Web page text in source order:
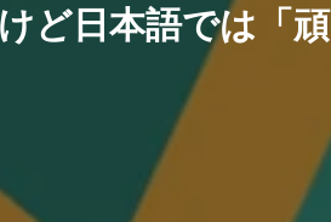
ど日本語では「頑